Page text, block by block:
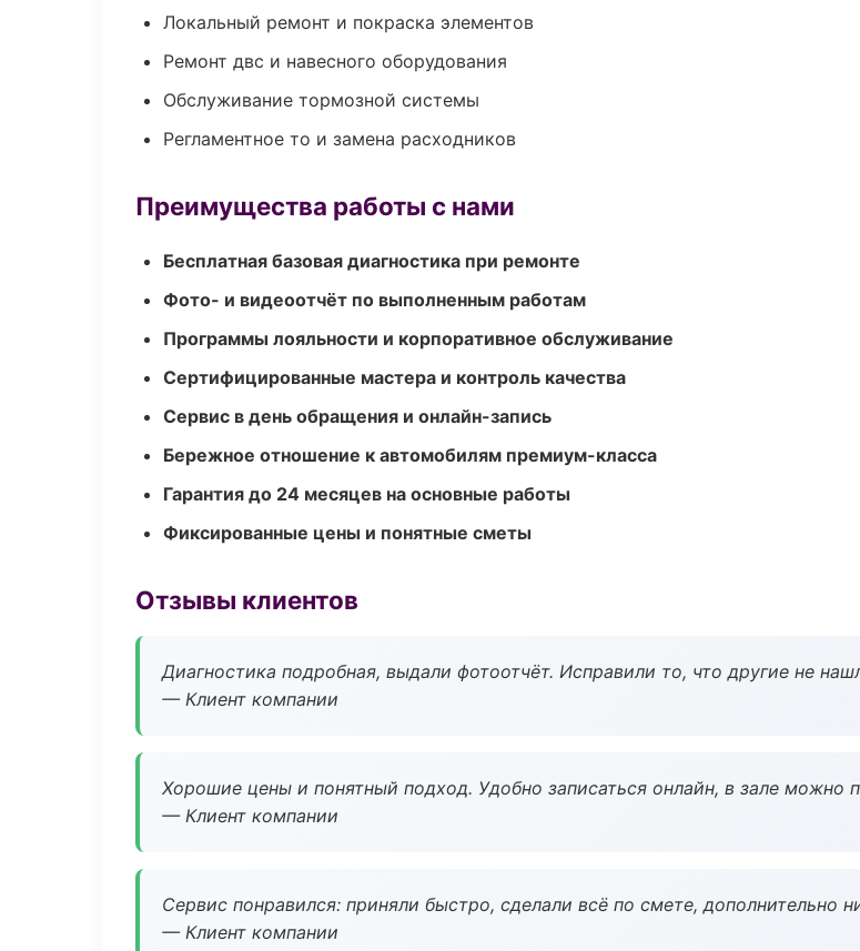
Локальный ремонт и покраска элементов
Ремонт двс и навесного оборудования
Обслуживание тормозной системы
Регламентное то и замена расходников
Преимущества работы с нами
Бесплатная базовая диагностика при ремонте
Фото- и видеоотчёт по выполненным работам
Программы лояльности и корпоративное обслуживание
Сертифицированные мастера и контроль качества
Сервис в день обращения и онлайн-запись
Бережное отношение к автомобилям премиум-класса
Гарантия до 24 месяцев на основные работы
Фиксированные цены и понятные сметы
Отзывы клиентов
Диагностика подробная, выдали фотоотчёт. Исправили то, что другие не
— Клиент компании
Хорошие цены и понятный подход. Удобно записаться онлайн, в зале можно
— Клиент компании
Сервис понравился: приняли быстро, сделали всё по смете, дополнительно
— Клиент компании